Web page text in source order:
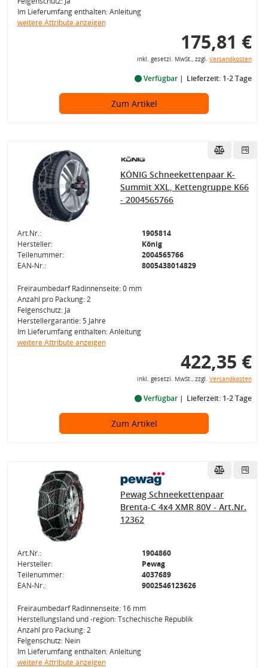
Im Lieferumfang enthalten: Anleitung
weitere Attribute anzeigen
175,81 €
inkl. gesetzl. MwSt., zzgl. Versandkosten
Verfügbar Lieferzeit: 1-2 Tage
Zum Artikel
KÖNIG Schneekettenpaar K-
Summit XXL, Kettengruppe K66
- 2004565766
Art.Nr.:
1905814
Hersteller:
König
Teilenummer:
2004565766
EAN-Nr.:
8005438014829
Freiraumbedarf Radinnenseite: 0 mm
Anzahl pro Packung: 2
Felgenschutz: Ja
Herstellergarantie: 5 Jahre
Im Lieferumfang enthalten: Anleitung
weitere Attribute anzeigen
422,35 €
inkl. gesetzl. MwSt., zzgl. Versandkosten
Verfügbar Lieferzeit: 1-2 Tage
Zum Artikel
Pewag Schneekettenpaar
Brenta-C 4x4 XMR 80V - Art.Nr.
12362
Art.Nr.:
1904860
Hersteller:
Pewag
Teilenummer:
4037689
EAN-Nr.:
9002546123626
Freiraumbedarf Radinnenseite: 16 mm
Herstellungsland und -region: Tschechische Republik
Anzahl pro Packung: 2
Felgenschutz: Nein
Im Lieferumfang enthalten: Anleitung
weitere Attribute anzeigen